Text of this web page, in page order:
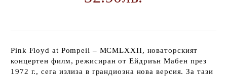
Pink Floyd at Pompeii – MCMLXXII, новаторският
концертен филм, режисиран от Ейдриън Мабен през
1972 г., сега излиза в грандиозна нова версия. За тази